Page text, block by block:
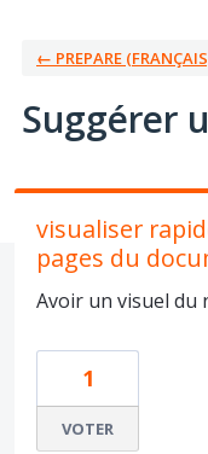
← PREPARE
Suggérer
visualiser
pages du
Avoir un visuel du
1
VOTER